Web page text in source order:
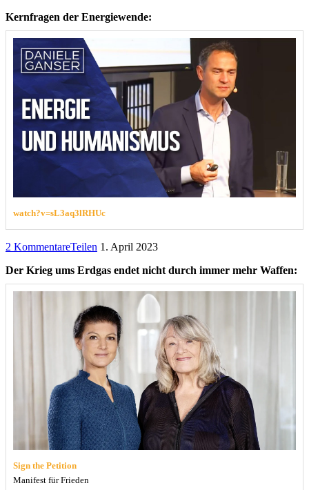
Kernfragen der Energiewende:
watch?v=sL3aq3lRHUc
2 KommentareTeilen 1. April 2023
Der Krieg ums Erdgas endet nicht durch immer mehr Waffen:
Sign the Petition
Manifest für Frieden